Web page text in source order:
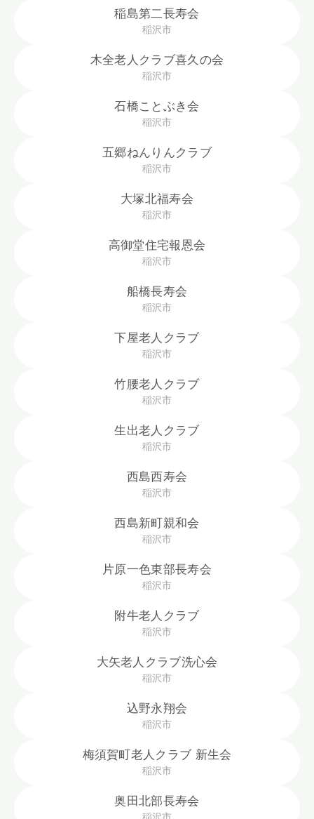
稲島第二長寿会
稲沢市
木全老人クラブ喜久の会
稲沢市
石橋ことぶき会
稲沢市
五郷ねんりんクラブ
稲沢市
大塚北福寿会
稲沢市
高御堂住宅報恩会
稲沢市
船橋長寿会
稲沢市
下屋老人クラブ
稲沢市
竹腰老人クラブ
稲沢市
生出老人クラブ
稲沢市
西島西寿会
稲沢市
西島新町親和会
稲沢市
片原一色東部長寿会
稲沢市
附牛老人クラブ
稲沢市
大矢老人クラブ洗心会
稲沢市
込野永翔会
稲沢市
梅須賀町老人クラブ 新生会
稲沢市
奥田北部長寿会